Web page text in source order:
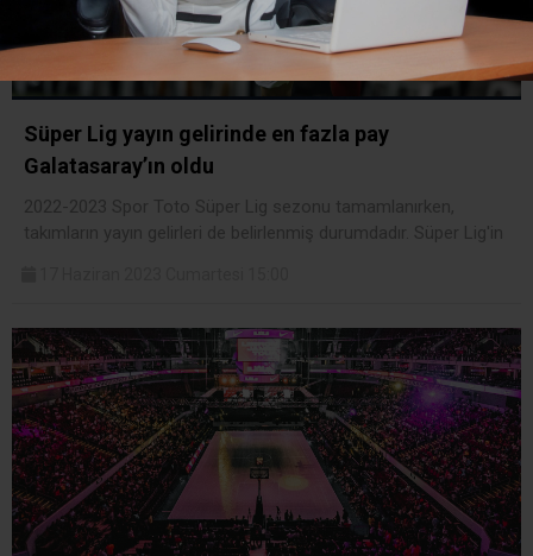
Süper Lig yayın gelirinde en fazla pay
Galatasaray’ın oldu
2022-2023 Spor Toto Süper Lig sezonu tamamlanırken,
takımların yayın gelirleri de belirlenmiş durumdadır. Süper Lig'in